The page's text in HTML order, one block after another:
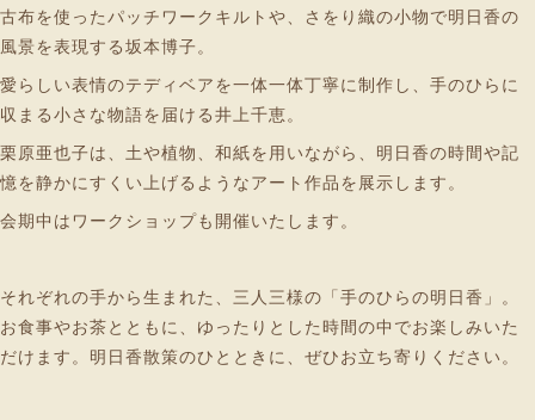
古布を使ったパッチワークキルトや、さをり織の小物で明日香の
風景を表現する坂本博子。
愛らしい表情のテディベアを一体一体丁寧に制作し、手のひらに
収まる小さな物語を届ける井上千恵。
栗原亜也子は、土や植物、和紙を用いながら、明日香の時間や記
憶を静かにすくい上げるようなアート作品を展示します。
会期中はワークショップも開催いたします。
それぞれの手から生まれた、三人三様の「手のひらの明日香」。
お食事やお茶とともに、ゆったりとした時間の中でお楽しみいた
だけます。明日香散策のひとときに、ぜひお立ち寄りください。